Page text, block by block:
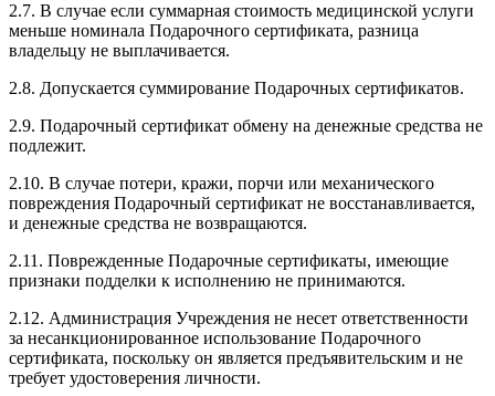
2.7. В случае если суммарная стоимость медицинской услуги
меньше номинала Подарочного сертификата, разница
владельцу не выплачивается.
2.8. Допускается суммирование Подарочных сертификатов.
2.9. Подарочный сертификат обмену на денежные средства не
подлежит.
2.10. В случае потери, кражи, порчи или механического
повреждения Подарочный сертификат не восстанавливается,
и денежные средства не возвращаются.
2.11. Поврежденные Подарочные сертификаты, имеющие
признаки подделки к исполнению не принимаются.
2.12. Администрация Учреждения не несет ответственности
за несанкционированное использование Подарочного
сертификата, поскольку он является предъявительским и не
требует удостоверения личности.